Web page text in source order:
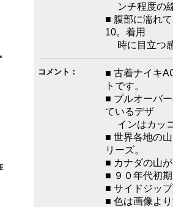
ンチ程度の
■ 腹部に濡れ
10。着用
時に目立つ
コメント：
■ 古着ナイキ
トです。
■ プルオーバ
ているデザ
インはカッ
■ 世界各地の
リーズ。
■ カナダの山
■ ９０年代初
■ サイドジッ
■ 色は画像よ